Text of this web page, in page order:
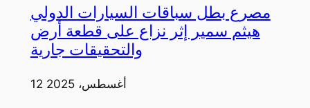
مصرع بطل سباقات السيارات الدولي
هيثم سمير إثر نزاع على قطعة أرض
والتحقيقات جارية
12 أغسطس، 2025